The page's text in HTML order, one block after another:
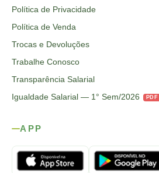
Política de Privacidade
Política de Venda
Trocas e Devoluções
Trabalhe Conosco
Transparência Salarial
Igualdade Salarial — 1° Sem/2026
PDF
APP